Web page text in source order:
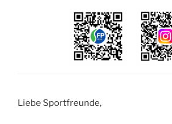
Liebe Sportfreunde,